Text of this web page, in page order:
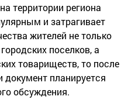
территории региона
и затрагивает
жителей не только
поселков, а
товариществ, то после
документ планируется
обсуждения.